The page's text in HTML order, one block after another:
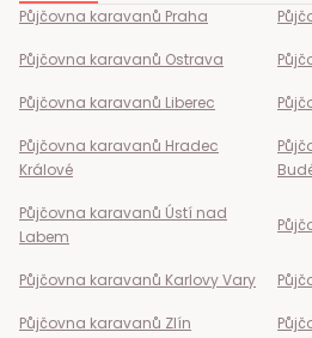
Půjčovna karavanů Praha
Půjčovna karavanů Ostrava
Půjčovna karavanů Liberec
Půjčovna karavanů Hradec
Králové
Půjčovna karavanů Ústí nad
Labem
Půjčovna karavanů Karlovy Vary
Půjčovna karavanů Zlín